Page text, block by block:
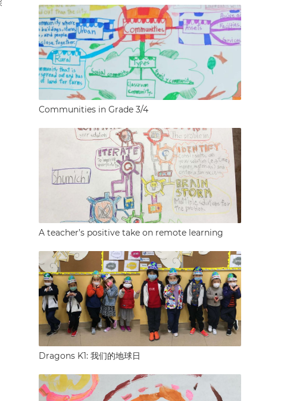
Communities in Grade 3/4
A teacher’s positive take on remote learning
Dragons K1: 我们的地球日